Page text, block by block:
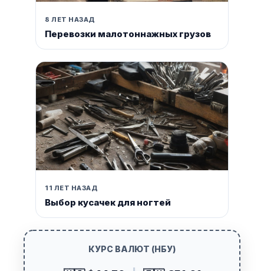
8 ЛЕТ НАЗАД
Перевозки малотоннажных грузов
11 ЛЕТ НАЗАД
Выбор кусачек для ногтей
КУРС ВАЛЮТ (НБУ)